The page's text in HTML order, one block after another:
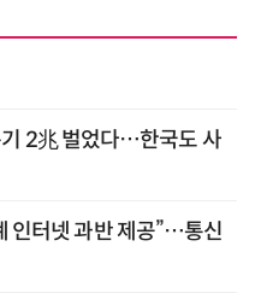
2兆 벌었다…한국도 사
인터넷 과반 제공”…통신